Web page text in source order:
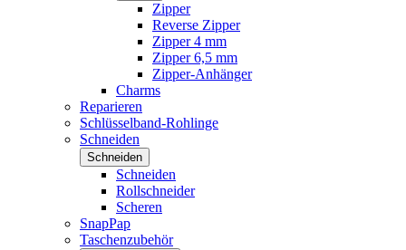
Zipper
Reverse Zipper
Zipper 4 mm
Zipper 6,5 mm
Zipper-Anhänger
Charms
Reparieren
Schlüsselband-Rohlinge
Schneiden
Schneiden
Schneiden
Rollschneider
Scheren
SnapPap
Taschenzubehör